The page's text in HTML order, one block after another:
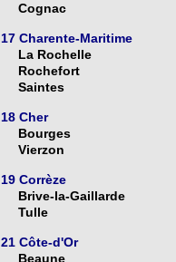
Cognac
17 Charente-Maritime
La Rochelle
Rochefort
Saintes
18 Cher
Bourges
Vierzon
19 Corrèze
Brive-la-Gaillarde
Tulle
21 Côte-d'Or
Beaune